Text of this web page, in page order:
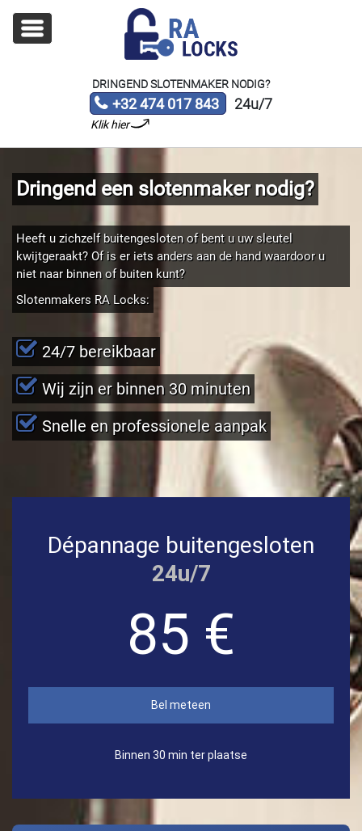
DRINGEND SLOTENMAKER NODIG?
+32 474 017 843
Klik hier
24u/7
Dringend een slotenmaker nodig?
Heeft u zichzelf buitengesloten of bent u uw sleutel
kwijtgeraakt? Of is er iets anders aan de hand waardoor u
niet naar binnen of buiten kunt?
Slotenmakers RA Locks:
24/7 bereikbaar
Wij zijn er binnen 30 minuten
Snelle en professionele aanpak
Dépannage buitengesloten
24u/7
85 €
Bel meteen
Binnen 30 min ter plaatse